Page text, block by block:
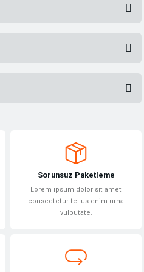
bulunuyor.
olmalı.
Sorunsuz Paketleme
Lorem ipsum dolor sit amet
consectetur tellus enim urna
vulputate.